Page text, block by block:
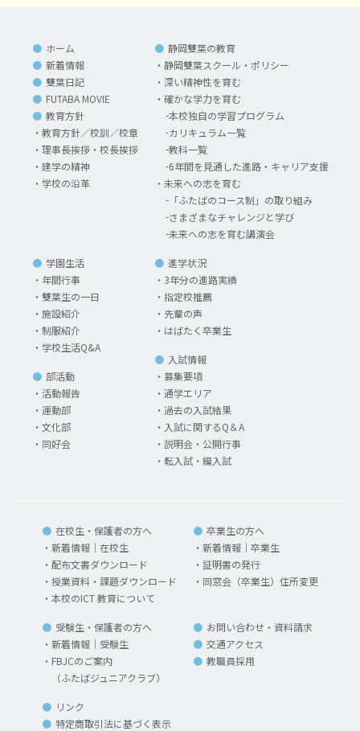
ホーム
新着情報
雙葉日記
FUTABA MOVIE
教育方針
教育方針／校訓／校章
理事長挨拶・校長挨拶
建学の精神
学校の沿革
静岡雙葉の教育
静岡雙葉スクール・ポリシー
深い精神性を育む
確かな学力を育む
本校独自の学習プログラム
カリキュラム一覧
教科一覧
6年間を見通した進路・キャリア支援
未来への志を育む
「ふたばのコース制」の取り組み
さまざまなチャレンジと学び
未来への志を育む講演会
学園生活
年間行事
雙葉生の一日
施設紹介
制服紹介
学校生活Q&A
部活動
活動報告
運動部
文化部
同好会
進学状況
3年分の進路実績
指定校推薦
先輩の声
はばたく卒業生
入試情報
募集要項
通学エリア
過去の入試結果
入試に関するQ＆A
説明会・公開行事
転入試・編入試
在校生・保護者の方へ
新着情報｜在校生
配布文書ダウンロード
授業資料・課題ダウンロード
本校のICT 教育について
卒業生の方へ
新着情報｜卒業生
証明書の発行
同窓会（卒業生）住所変更
受験生・保護者の方へ
新着情報｜受験生
FBJCのご案内
（ふたばジュニアクラブ）
お問い合わせ・資料請求
交通アクセス
教職員採用
リンク
特定商取引法に基づく表示